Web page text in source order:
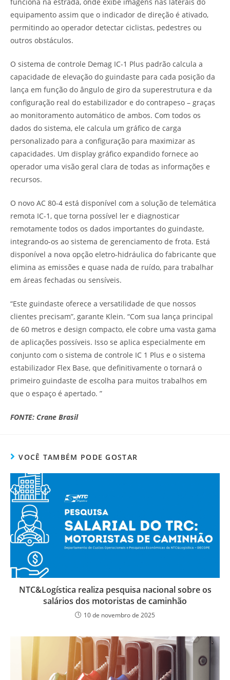
equipamento assim que o indicador de direção é ativado,
permitindo ao operador detectar ciclistas, pedestres ou
outros obstáculos.
O sistema de controle Demag IC-1 Plus padrão calcula a
capacidade de elevação do guindaste para cada posição da
lança em função do ângulo de giro da superestrutura e da
configuração real do estabilizador e do contrapeso – graças
ao monitoramento automático de ambos. Com todos os
dados do sistema, ele calcula um gráfico de carga
personalizado para a configuração para maximizar as
capacidades. Um display gráfico expandido fornece ao
operador uma visão geral clara de todas as informações e
recursos.
O novo AC 80-4 está disponível com a solução de telemática
remota IC-1, que torna possível ler e diagnosticar
remotamente todos os dados importantes do guindaste,
integrando-os ao sistema de gerenciamento de frota. Está
disponível a nova opção eletro-hidráulica do fabricante que
elimina as emissões e quase nada de ruído, para trabalhar
em áreas fechadas ou sensíveis.
“Este guindaste oferece a versatilidade de que nossos
clientes precisam”, garante Klein. “Com sua lança principal
de 60 metros e design compacto, ele cobre uma vasta gama
de aplicações possíveis. Isso se aplica especialmente em
conjunto com o sistema de controle IC 1 Plus e o sistema
estabilizador Flex Base, que definitivamente o tornará o
primeiro guindaste de escolha para muitos trabalhos em
que o espaço é apertado. ”
FONTE: Crane Brasil
VOCÊ TAMBÉM PODE GOSTAR
NTC&Logística realiza pesquisa nacional sobre os
salários dos motoristas de caminhão
10 de novembro de 2025